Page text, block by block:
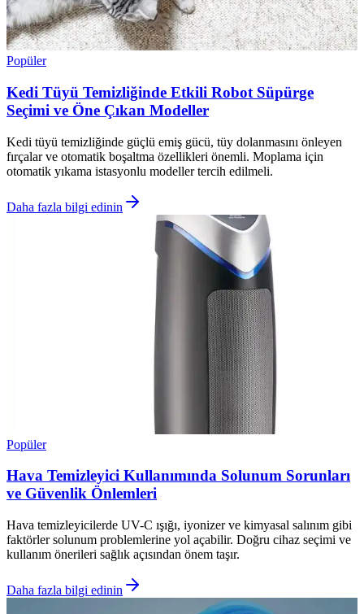
Popüler
Kedi Tüyü Temizliğinde Etkili Robot Süpürge
Seçimi ve Öne Çıkan Modeller
Kedi tüyü temizliğinde güçlü emiş gücü, tüy dolanmasını önleyen
fırçalar ve otomatik boşaltma özellikleri önemli. Moplama için
otomatik yıkama istasyonlu modeller tercih edilmeli.
Daha fazla bilgi edinin
Popüler
Hava Temizleyici Kullanımında Solunum Sorunları
ve Güvenlik Önlemleri
Hava temizleyicilerde UV-C ışığı, iyonizer ve kimyasal salınım gibi
faktörler solunum problemlerine yol açabilir. Doğru cihaz seçimi ve
kullanım önerileri sağlık açısından önem taşır.
Daha fazla bilgi edinin